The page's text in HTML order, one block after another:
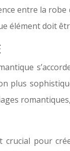
entre la
élément doit
plus
pour